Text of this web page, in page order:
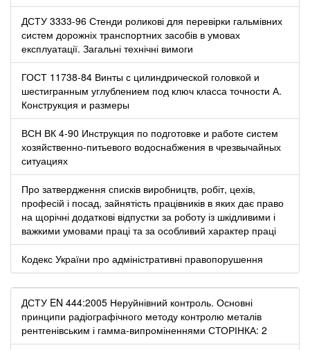
ДСТУ 3333-96 Стенди роликові для перевірки гальмівних
систем дорожніх транспортних засобів в умовах
експлуатації. Загальні технічні вимоги
ГОСТ 11738-84 Винты с цилиндрической головкой и
шестигранным углублением под ключ класса точности А.
Конструкция и размеры
ВСН ВК 4-90 Инструкция по подготовке и работе систем
хозяйственно-питьевого водоснабжения в чрезвычайных
ситуациях
Про затвердження списків виробництв, робіт, цехів,
професій і посад, зайнятість працівників в яких дає право
на щорічні додаткові відпустки за роботу із шкідливими і
важкими умовами праці та за особливий характер праці
Кодекс України про адміністративні правопорушення
ДСТУ EN 444:2005 Неруйнівний контроль. Основні
принципи радіографічного методу контролю металів
рентгенівським і гамма-випроміненнями СТОРІНКА: 2